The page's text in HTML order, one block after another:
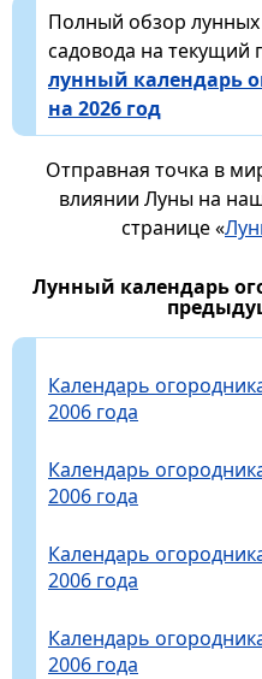
Полный обзор лунных
садовода на текущий
лунный календарь
на 2026 год
Отправная точка в
влиянии Луны на
странице «
Лунный календарь
Календарь
2006 года
Календарь
2006 года
Календарь
2006 года
Календарь
2006 года